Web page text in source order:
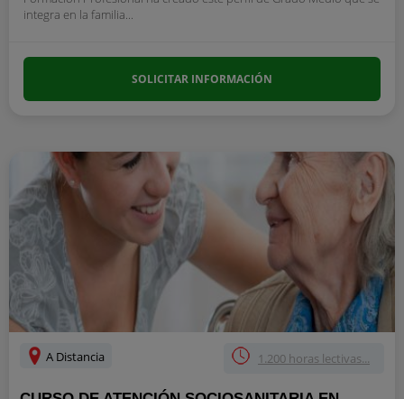
integra en la familia...
SOLICITAR INFORMACIÓN
A Distancia 1.200 horas lectivas...